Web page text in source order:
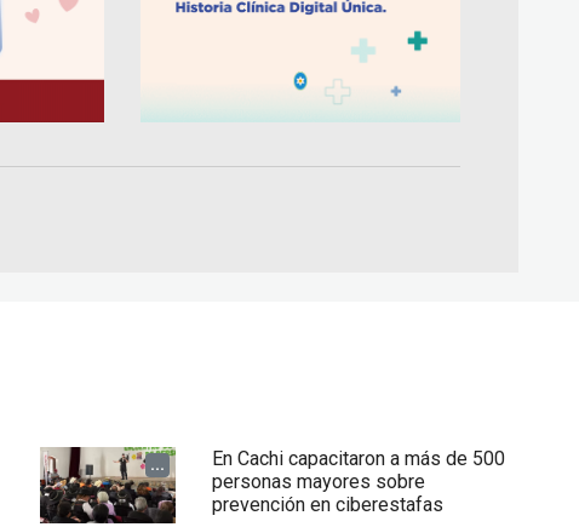
...
En Cachi capacitaron a más de 500
personas mayores sobre
prevención en ciberestafas